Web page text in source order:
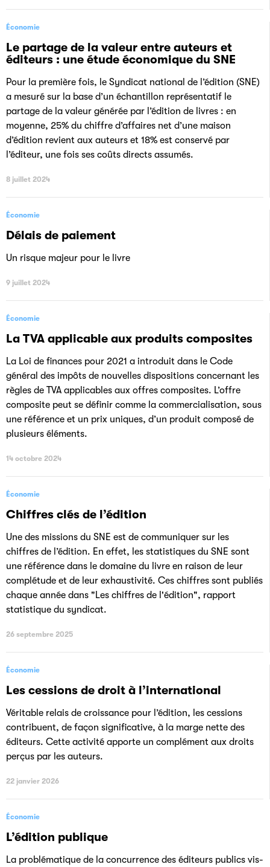
Économie
Le partage de la valeur entre auteurs et
éditeurs : une étude économique du SNE
Pour la première fois, le Syndicat national de l’édition (SNE)
a mesuré sur la base d’un échantillon représentatif le
partage de la valeur générée par l’édition de livres : en
moyenne, 25% du chiffre d’affaires net d’une maison
d’édition revient aux auteurs et 18% est conservé par
l’éditeur, une fois ses coûts directs assumés.
8 juillet 2024
Économie
Délais de paiement
Un risque majeur pour le livre
9 juillet 2024
Économie
La TVA applicable aux produits composites
La Loi de finances pour 2021 a introduit dans le Code
général des impôts de nouvelles dispositions concernant les
règles de TVA applicables aux offres composites. L’offre
composite peut se définir comme la commercialisation, sous
une référence et un prix uniques, d’un produit composé de
plusieurs éléments.
14 octobre 2024
Économie
Chiffres clés de l’édition
Une des missions du SNE est de communiquer sur les
chiffres de l’édition. En effet, les statistiques du SNE sont
une référence dans le domaine du livre en raison de leur
complétude et de leur exhaustivité. Ces chiffres sont publiés
chaque année dans "Les chiffres de l'édition", rapport
statistique du syndicat.
26 septembre 2025
Économie
Les cessions de droit à l’international
Véritable relais de croissance pour l’édition, les cessions
contribuent, de façon significative, à la marge nette des
éditeurs. Cette activité apporte un complément aux droits
perçus par les auteurs.
22 janvier 2026
Économie
L’édition publique
La problématique de la concurrence des éditeurs publics vis-